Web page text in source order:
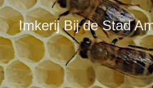
Imkerij Bij de Stad